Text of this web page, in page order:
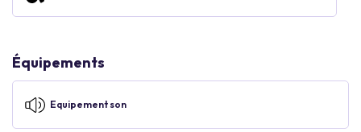
Équipements
Equipement son